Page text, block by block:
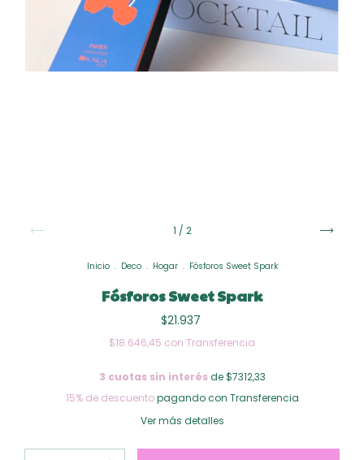
1 / 2
Inicio . Deco . Hogar . Fósforos Sweet Spark
Fósforos Sweet Spark
$21.937
$18.646,45 con Transferencia
3 cuotas sin interésde $7312,33
15% de descuentopagando con Transferencia
Ver más detalles